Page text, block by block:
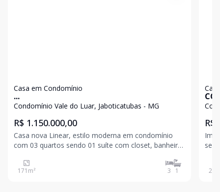
Casa em Condomínio
...
Condomínio Vale do Luar, Jaboticatubas - MG
R$ 1.150.000,00
Casa nova Linear, estilo moderna em condomínio
com 03 quartos sendo 01 suíte com closet, banheiro
171 m² 3 1
R$
se
207